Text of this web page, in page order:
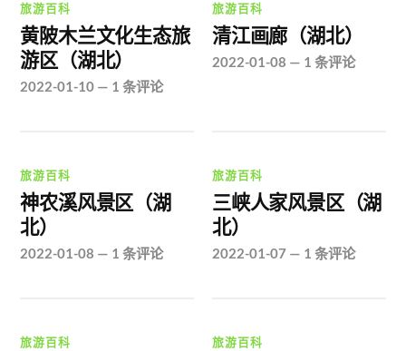
旅游百科
黄陂木兰文化生态旅
游区（湖北）
2022-01-10 — 1 条评论
旅游百科
清江画廊（湖北）
2022-01-08 — 1 条评论
旅游百科
神农溪风景区（湖
北）
2022-01-08 — 1 条评论
旅游百科
三峡人家风景区（湖
北）
2022-01-07 — 1 条评论
旅游百科 旅游百科